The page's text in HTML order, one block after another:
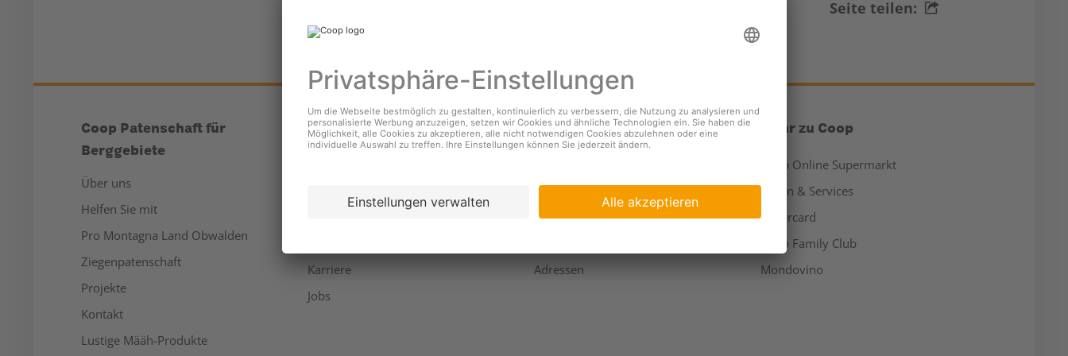
Seite teilen:
Coop Patenschaft für
Berggebiete
Über uns
Helfen Sie mit
Pro Montagna Land Obwalden
Ziegenpatenschaft
Projekte
Kontakt
Lustige Määh-Produkte
Unternehmen
Karriere
Jobs
Services
Coopzeitung
Kundendienst
Adressen
Mehr zu Coop
Coop Online Supermarkt
Läden & Services
Supercard
Hello Family Club
Mondovino